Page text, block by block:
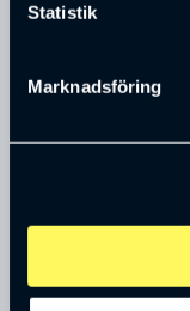
Statistik
Marknadsföring
Rådgivare/IT-schef